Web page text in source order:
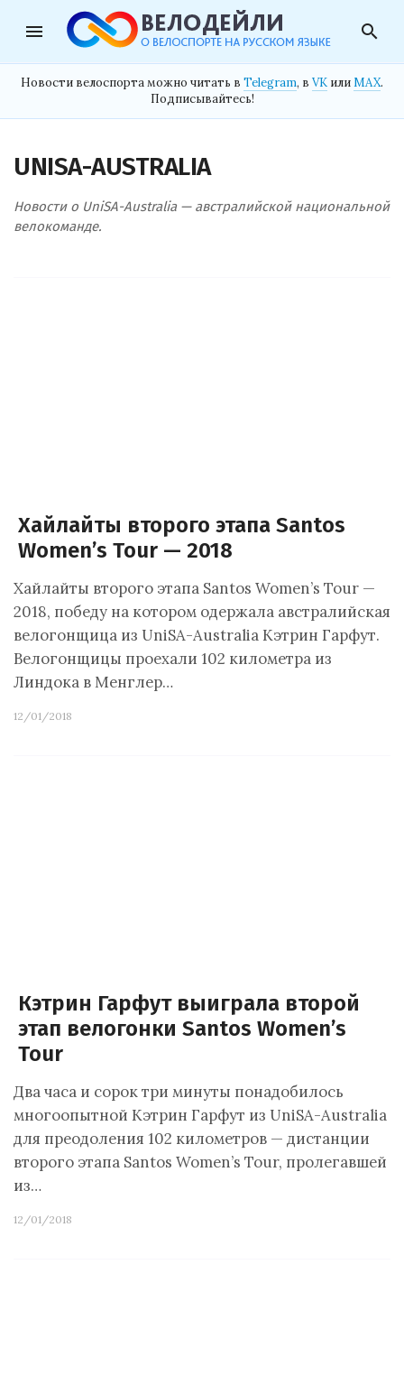
menu search
Новости велоспорта можно читать в Telegram, в VK илиMAX.
Подписывайтесь!
UNISA-AUSTRALIA
Новости о UniSA-Australia — австралийской национальной
велокоманде.
Хайлайты второго этапа Santos
Women’s Tour — 2018
Хайлайты второго этапа Santos Women’s Tour —
2018, победу на котором одержала австралийская
велогонщица из UniSA-Australia Кэтрин Гарфут.
Велогонщицы проехали 102 километра из
Линдока в Менглер…
12/01/2018
Кэтрин Гарфут выиграла второй
этап велогонки Santos Women’s
Tour
Два часа и сорок три минуты понадобилось
многоопытной Кэтрин Гарфут из UniSA-Australia
для преодоления 102 километров — дистанции
второго этапа Santos Women’s Tour, пролегавшей
из…
12/01/2018